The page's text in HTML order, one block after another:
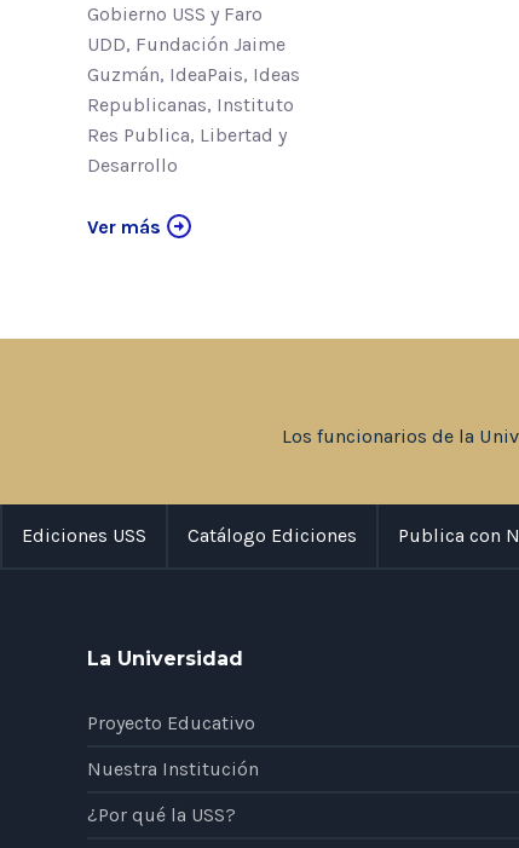
Gobierno USS y Faro
UDD, Fundación Jaime
Guzmán, IdeaPais, Ideas
Republicanas, Instituto
Res Publica, Libertad y
Desarrollo
Ver más
Los funcionarios de la
Ediciones USS Catálogo Ediciones Publica con
La Universidad
Proyecto Educativo
Nuestra Institución
¿Por qué la USS?